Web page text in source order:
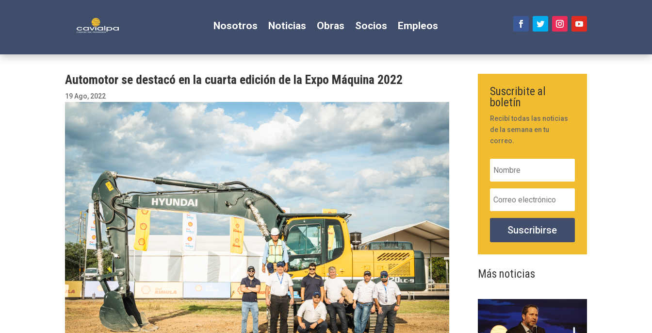
Nosotros Noticias Obras Socios Empleos
Automotor se destacó en la cuarta edición de la Expo Máquina 2022
19 Ago, 2022
Suscribite al
boletín
Recibí todas las noticias
de la semana en tu
correo.
Suscribirse
Más noticias